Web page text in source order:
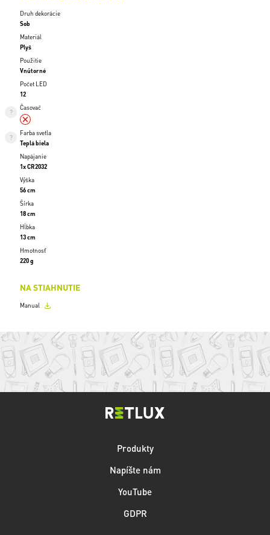
Druh dekorácie
Sob
Materiál
Plyš
Použitie
Vnútorné
Počet LED
12
Časovač
Farba svetla
Teplá biela
Napájanie
1x CR2032
Výška
56 cm
Šírka
18 cm
Hĺbka
13 cm
Hmotnosť
220 g
NA STIAHNUTIE
Manual
Produkty
Napíšte nám
YouTube
GDPR